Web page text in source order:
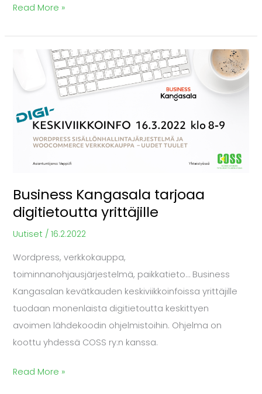
Read More »
Business Kangasala tarjoaa
digitietoutta yrittäjille
Uutiset /16.2.2022
Wordpress, verkkokauppa,
toiminnanohjausjärjestelmä, paikkatieto… Business
Kangasalan kevätkauden keskiviikkoinfoissa yrittäjille
tuodaan monenlaista digitietoutta keskittyen
avoimen lähdekoodin ohjelmistoihin. Ohjelma on
koottu yhdessä COSS ry:n kanssa.
Kangasala
tarjoaa
digitietoutta
yrittäjille
Read More »